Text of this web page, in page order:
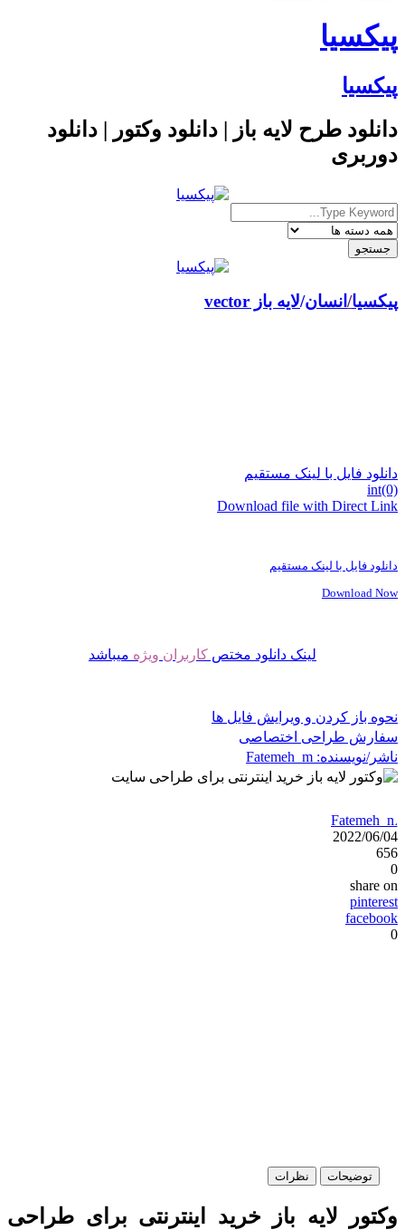
پیکسیا
پیکسیا
دانلود طرح لایه باز | دانلود وکتور | دانلود
دوربری
پیکسیا/ لایه باز vector انسان
دانلود فایل با لینک مستقیم
int(0)
Download file with Direct Link
دانلود فایل با لینک مستقیم
Download Now
لینک دانلود مختص کاربران ویژه میباشد
نحوه باز کردن و ویرایش فایل ها
سفارش طراحی اختصاصی
ناشر/نویسنده: Fatemeh_m
Fatemeh_m
2022/06/04
656
0
share on
pinterest
facebook
0
توضیحات نظرات
وکتور لایه باز خرید اینترنتی برای طراحی